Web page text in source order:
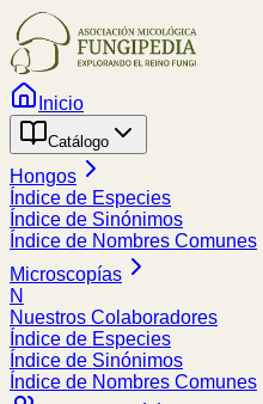
Inicio
Catálogo
Hongos
Índice de Especies
Índice de Sinónimos
Índice de Nombres Comunes
Microscopías
N
Nuestros Colaboradores
Índice de Especies
Índice de Sinónimos
Índice de Nombres Comunes